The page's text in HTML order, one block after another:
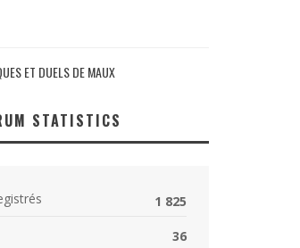
ET DUELS DE MAUX
STATISTICS
1 825
36